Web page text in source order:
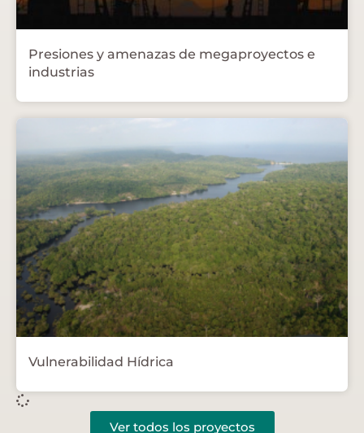
Presiones y amenazas de megaproyectos e
industrias
Vulnerabilidad Hídrica
Ver todos los proyectos